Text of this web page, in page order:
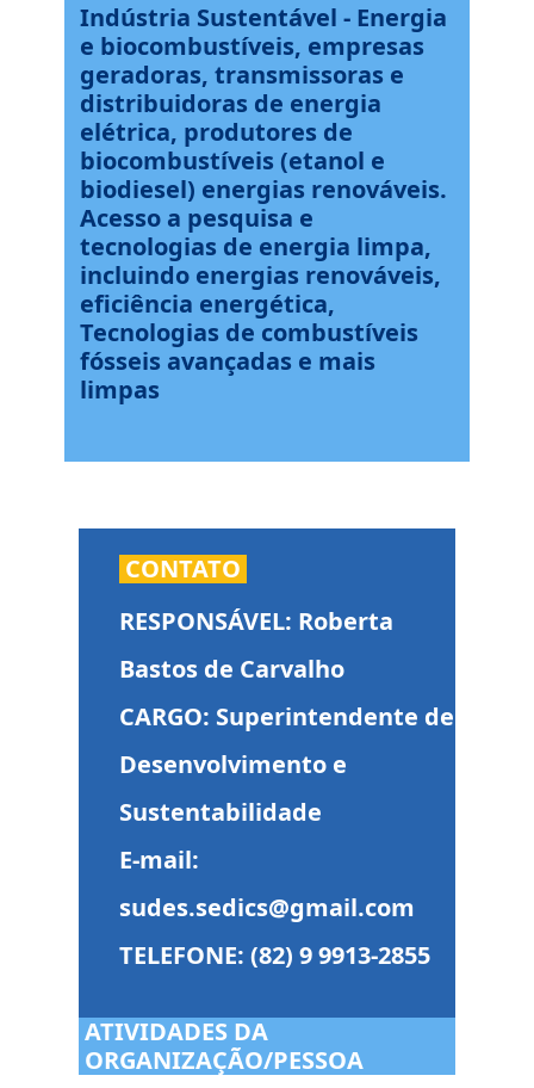
Indústria Sustentável - Energia
e biocombustíveis, empresas
geradoras, transmissoras e
distribuidoras de energia
elétrica, produtores de
biocombustíveis (etanol e
biodiesel) energias renováveis.
Acesso a pesquisa e
tecnologias de energia limpa,
incluindo energias renováveis,
eficiência energética,
Tecnologias de combustíveis
fósseis avançadas e mais
limpas
CONTATO
RESPONSÁVEL: Roberta
Bastos de Carvalho
CARGO: Superintendente de
Desenvolvimento e
Sustentabilidade
E-mail:
sudes.sedics@gmail.com
TELEFONE: (82) 9 9913-2855
ATIVIDADES DA
ORGANIZAÇÃO/PESSOA